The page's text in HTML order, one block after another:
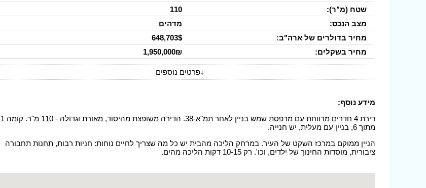
שטח (מ"ר):
110
מצב הנכס:
מדהים
מחיר בדולרים של ארה"ב:
648,703$
מחיר בשקלים:
1,950,000₪
↓פרטים נוספים
מידע נוסף:
דירת 4 חדרים מרווחת עם מרפסת שמש בניין לאחר תמ"א-38. הדירה משופצת מהיסוד, מאורת וגדולה - 110 מ"ר. קומה 1
מתוך 6, בניין עם מעלית, יש חנייה.
הניין ממוקם במרכז השקט של העיר. במרחק הליכה מהבית יש כל מה שצריך לחיים נוחות: חניות רבות, תחנות תחבורה
ציבורית, מוסדות החינוך של ילדים, וכו'. רק 10-15 דקות הליכה מהים.